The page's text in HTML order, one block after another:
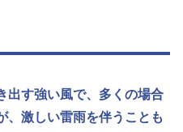
出す強い風で、多くの場合
、激しい雷雨を伴うことも